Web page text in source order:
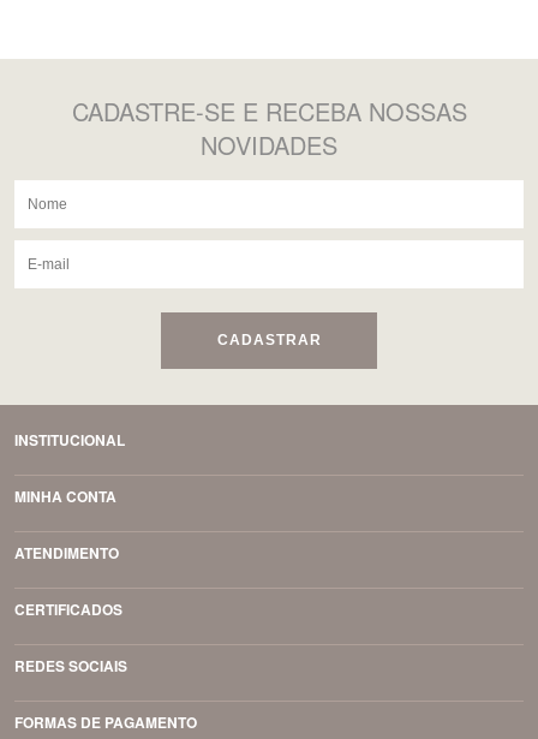
CADASTRE-SE E RECEBA NOSSAS
NOVIDADES
CADASTRAR
INSTITUCIONAL
MINHA CONTA
ATENDIMENTO
CERTIFICADOS
REDES SOCIAIS
FORMAS DE PAGAMENTO